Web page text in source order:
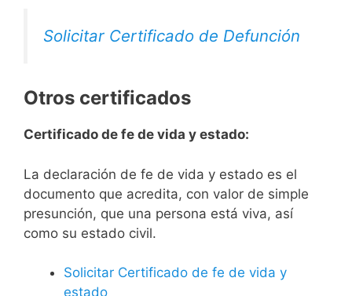
Solicitar Certificado de Defunción
Otros certificados
Certificado de fe de vida y estado:
La declaración de fe de vida y estado es el
documento que acredita, con valor de simple
presunción, que una persona está viva, así
como su estado civil.
Solicitar Certificado de fe de vida y
estado